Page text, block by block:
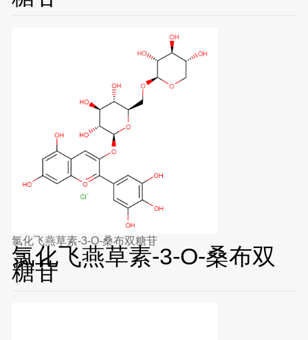
氯化飞燕草素-3-O-桑布双糖苷
氯化飞燕草素-3-O-桑布双
糖苷